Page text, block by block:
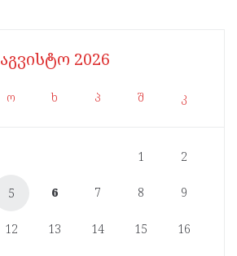
აგვისტო 2026
ო ხ პ შ კ
1 2
5 6 7 8 9
12 13 14 15 16